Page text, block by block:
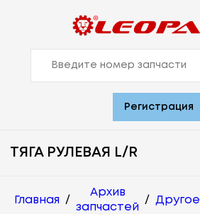
Регистрация
ТЯГА РУЛЕВАЯ L/R
Главная /
Архив
запчастей
/ Другое